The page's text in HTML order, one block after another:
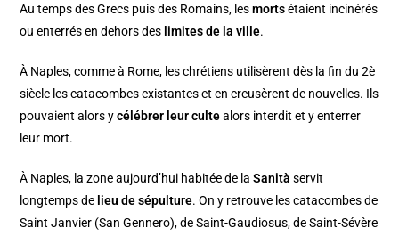
Au temps des Grecs puis des Romains, lesmortsétaient incinérés
ou enterrés en dehors des limites de la ville.
À Naples, comme à Rome, les chrétiens utilisèrent dès la fin du 2è
siècle les catacombes existantes et en creusèrent de nouvelles. Ils
pouvaient alors ycélébrer leur cultealors interdit et y enterrer
leur mort.
À Naples, la zone aujourd’hui habitée de laSanità servit
longtemps de lieu de sépulture. On y retrouve les catacombes de
Saint Janvier (San Gennero), de Saint-Gaudiosus, de Saint-Sévère